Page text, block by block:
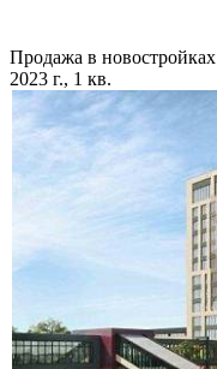
Продажа в новостройках
2023 г., 1 кв.